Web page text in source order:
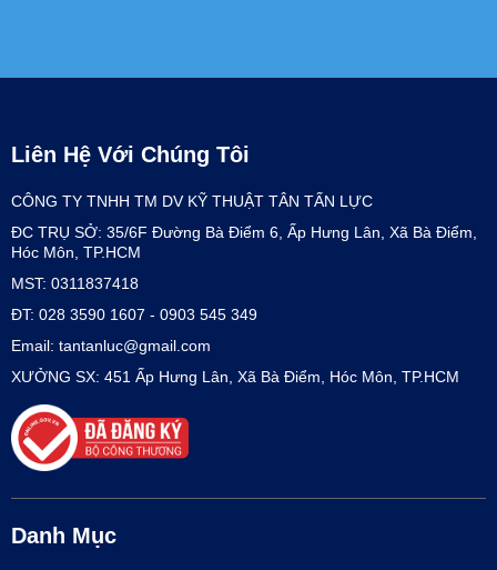
Liên Hệ Với Chúng Tôi
CÔNG TY TNHH TM DV KỸ THUẬT TÂN TẤN LỰC
ĐC TRỤ SỞ: 35/6F Đường Bà Điểm 6, Ấp Hưng Lân, Xã Bà Điểm,
Hóc Môn, TP.HCM
MST: 0311837418
ĐT: 028 3590 1607 - 0903 545 349
Email: tantanluc@gmail.com
XƯỞNG SX: 451 Ấp Hưng Lân, Xã Bà Điểm, Hóc Môn, TP.HCM
Danh Mục